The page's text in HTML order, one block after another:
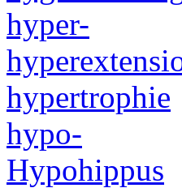
hyper-
hypertrophie
hypo-
Hypohippus